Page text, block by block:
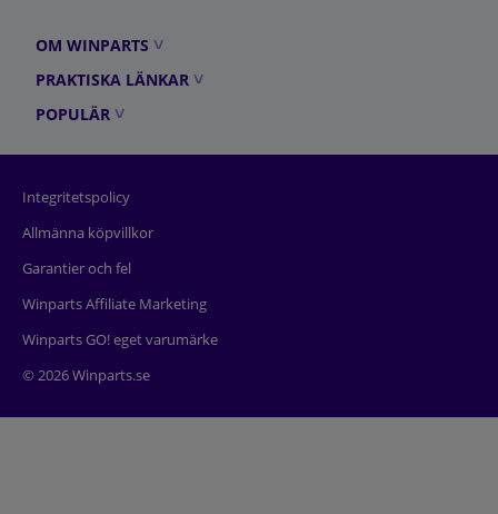
OM WINPARTS
PRAKTISKA LÄNKAR
POPULÄR
Integritetspolicy
Allmänna köpvillkor
Garantier och fel
Winparts Affiliate Marketing
Winparts GO! eget varumärke
© 2026 Winparts.se